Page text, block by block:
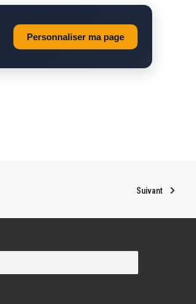
Personnaliser ma page
Suivant